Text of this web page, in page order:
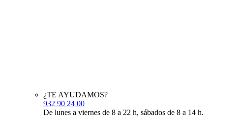
¿TE AYUDAMOS?
932 90 24 00
De lunes a viernes de 8 a 22 h, sábados de 8 a 14 h.